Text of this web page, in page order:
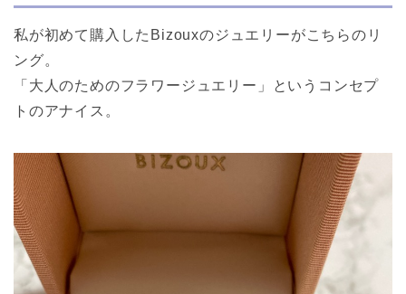
私が初めて購入したBizouxのジュエリーがこちらのリ
ング。
「大人のためのフラワージュエリー」というコンセプ
トのアナイス。